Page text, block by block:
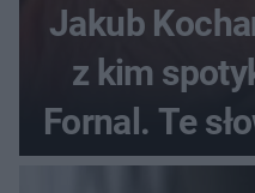
Jakub
z kim
Fornal. Te